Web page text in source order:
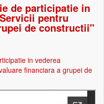
de participatie in
pentru
de constructii"
in vederea
financiara a grupei de